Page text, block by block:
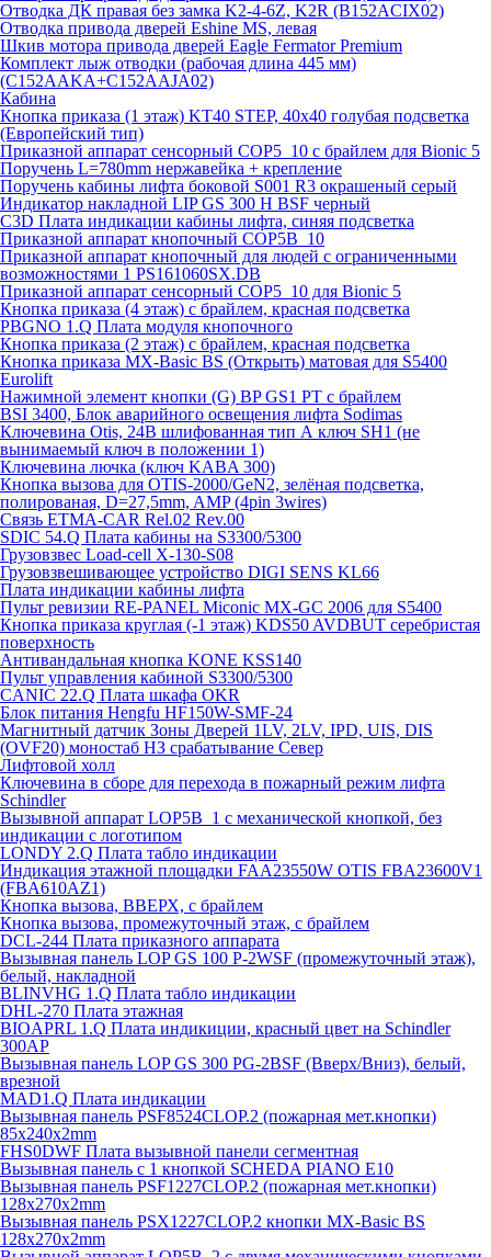
Отводка ДК правая без замка K2-4-6Z, K2R (B152ACIX02)
Отводка привода дверей Eshine MS, левая
Шкив мотора привода дверей Eagle Fermator Premium
Комплект лыж отводки (рабочая длина 445 мм)
(C152AAKA+C152AAJA02)
Кабина
Кнопка приказа (1 этаж) KT40 STEP, 40х40 голубая подсветка
(Европейский тип)
Приказной аппарат сенсорный COP5_10 с брайлем для Bionic 5
Поручень L=780mm нержавейка + крепление
Поручень кабины лифта боковой S001 R3 окрашеный серый
Индикатор накладной LIP GS 300 H BSF черный
C3D Плата индикации кабины лифта, синяя подсветка
Приказной аппарат кнопочный COP5B_10
Приказной аппарат кнопочный для людей с ограниченными
возможностями 1 PS161060SX.DB
Приказной аппарат сенсорный COP5_10 для Bionic 5
Кнопка приказа (4 этаж) с брайлем, красная подсветка
PBGNO 1.Q Плата модуля кнопочного
Кнопка приказа (2 этаж) с брайлем, красная подсветка
Кнопка приказа MX-Basic BS (Открыть) матовая для S5400
Eurolift
Нажимной элемент кнопки (G) BP GS1 PT с брайлем
BSI 3400, Блок аварийного освещения лифта Sodimas
Ключевина Otis, 24В шлифованная тип А ключ SH1 (не
вынимаемый ключ в положении 1)
Ключевина лючка (ключ KABA 300)
Кнопка вызова для OTIS-2000/GeN2, зелёная подсветка,
полированая, D=27,5mm, AMP (4pin 3wires)
Связь ETMA-CAR Rel.02 Rev.00
SDIC 54.Q Плата кабины на S3300/5300
Грузовзвес Load-cell X-130-S08
Грузовзвешивающее устройство DIGI SENS KL66
Плата индикации кабины лифта
Пульт ревизии RE-PANEL Miconic MX-GC 2006 для S5400
Кнопка приказа круглая (-1 этаж) KDS50 AVDBUT серебристая
поверхность
Антивандальная кнопка KONE KSS140
Пульт управления кабиной S3300/5300
CANIC 22.Q Плата шкафа OKR
Блок питания Hengfu HF150W-SMF-24
Магнитный датчик Зоны Дверей 1LV, 2LV, IPD, UIS, DIS
(OVF20) моностаб НЗ срабатывание Cевер
Лифтовой холл
Ключевина в сборе для перехода в пожарный режим лифта
Schindler
Вызывной аппарат LOP5B_1 с механической кнопкой, без
индикации с логотипом
LONDY 2.Q Плата табло индикации
Индикация этажной площадки FAA23550W OTIS FBA23600V1
(FBA610AZ1)
Кнопка вызова, ВВЕРХ, с брайлем
Кнопка вызова, промежуточный этаж, с брайлем
DCL-244 Плата приказного аппарата
Вызывная панель LOP GS 100 P-2WSF (промежуточный этаж),
белый, накладной
BLINVHG 1.Q Плата табло индикации
DHL-270 Плата этажная
BIOAPRL 1.Q Плата индикиции, красный цвет на Schindler
300AP
Вызывная панель LOP GS 300 PG-2BSF (Вверх/Вниз), белый,
врезной
MAD1.Q Плата индикации
Вызывная панель PSF8524CLOP.2 (пожарная мет.кнопки)
85х240х2mm
FHS0DWF Плата вызывной панели сегментная
Вызывная панель с 1 кнопкой SCHEDA PIANO E10
Вызывная панель PSF1227CLOP.2 (пожарная мет.кнопки)
128х270х2mm
Вызывная панель PSX1227CLOP.2 кнопки MX-Basic BS
128х270х2mm